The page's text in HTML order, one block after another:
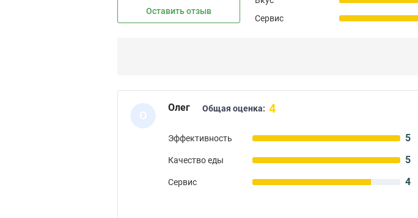
Оставить отзыв
Сервис
О
Олег Общая оценка: 4
Эффективность 5
Качество еды 5
Сервис 4